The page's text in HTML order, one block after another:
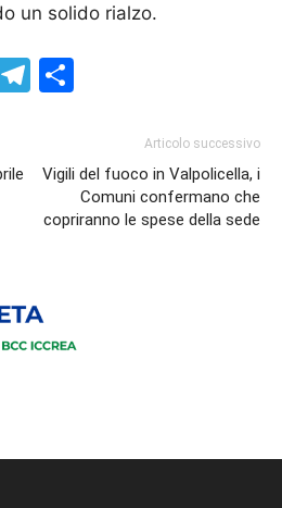
un solido rialzo.
Telegram
Articolo successivo
Vigili del fuoco in Valpolicella, i
Comuni confermano che
copriranno le spese della sede